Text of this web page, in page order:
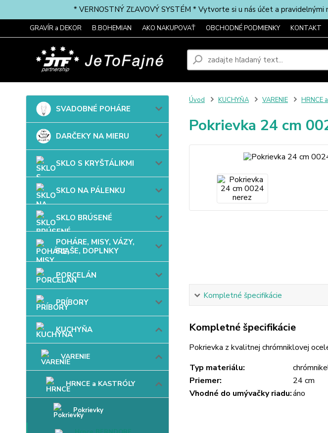
* VERNOSTNÝ ZĽAVOVÝ SYSTÉM * Vytvorte si u nás účet a
GRAVÍR a DEKOR B.BOHEMIAN AKO NAKUPOVAŤ OBCHODNÉ PODMIENKY KONTAKT
SVADOBNÉ POHÁRE
DARČEKY NA MIERU
SKLO S KRYŠTÁLIKMI
SKLO NA PÁLENKU
SKLO BRÚSENÉ
POHÁRE, MISY, VÁZY,
FĽAŠE, DOPLNKY
PORCELÁN
PRÍBORY
KUCHYŇA
VARENIE
HRNCE a KASTRÓLY
Pokrievky
Úvod KUCHYŇA VARENIE HRNCE
Pokrievka 24 cm
Kompletné špecifikácie
Kompletné špecifikácie
Pokrievka z kvalitnej chrómniklovej
Typ materiálu:
Priemer:
24 cm
Vhodné do umývačky riadu:áno